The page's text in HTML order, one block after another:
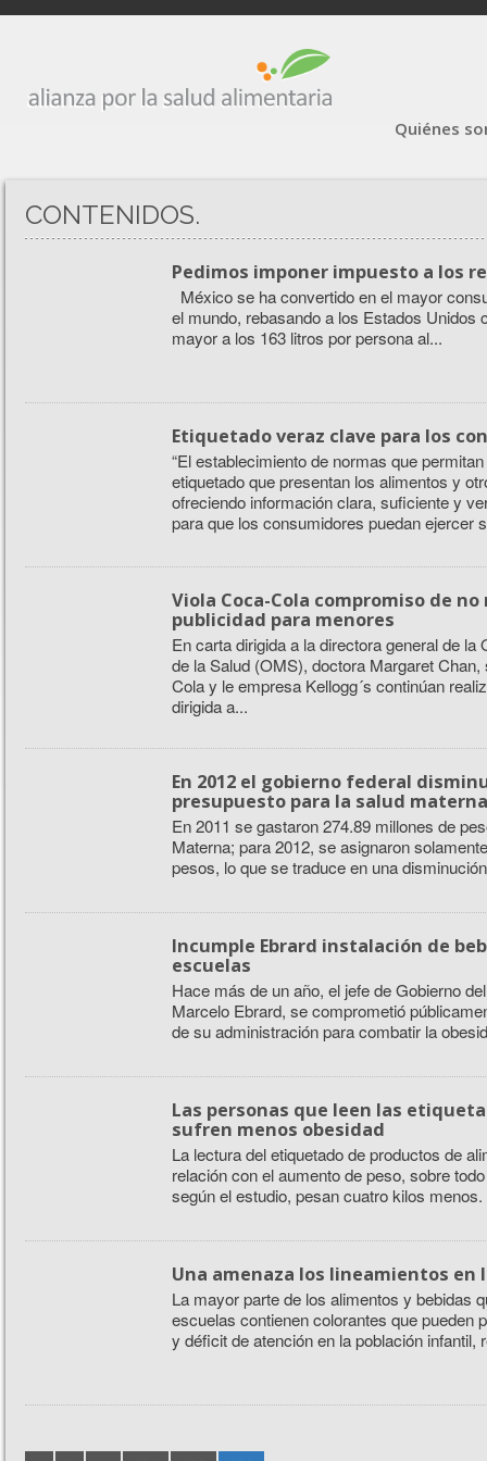
Quiénes
CONTENIDOS.
Pedimos imponer impuesto a los
México se ha convertido en el mayor
el mundo, rebasando a los Estados Unidos
mayor a los 163 litros por persona al...
Etiquetado veraz clave para los
“El establecimiento de normas que
etiquetado que presentan los alimentos y
ofreciendo información clara, suficiente y
para que los consumidores puedan ejercer
Viola Coca-Cola compromiso de
publicidad para menores
En carta dirigida a la directora general de la
de la Salud (OMS), doctora Margaret
Cola y le empresa Kellogg´s continúan
dirigida a...
En 2012 el gobierno federal
presupuesto para la salud materna
En 2011 se gastaron 274.89 millones de
Materna; para 2012, se asignaron
pesos, lo que se traduce en una
Incumple Ebrard instalación de
escuelas
Hace más de un año, el jefe de Gobierno
Marcelo Ebrard, se comprometió
de su administración para combatir la
Las personas que leen las
sufren menos obesidad
La lectura del etiquetado de productos de
relación con el aumento de peso, sobre
según el estudio, pesan cuatro kilos
Una amenaza los lineamientos en
La mayor parte de los alimentos y bebidas
escuelas contienen colorantes que pueden
y déficit de atención en la población infantil,